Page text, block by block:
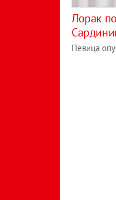
Лорак
Певица